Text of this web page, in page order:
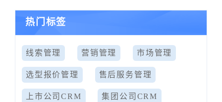
热门标签
线索管理 营销管理 市场管理
选型报价管理 售后服务管理
上市公司CRM 集团公司CRM